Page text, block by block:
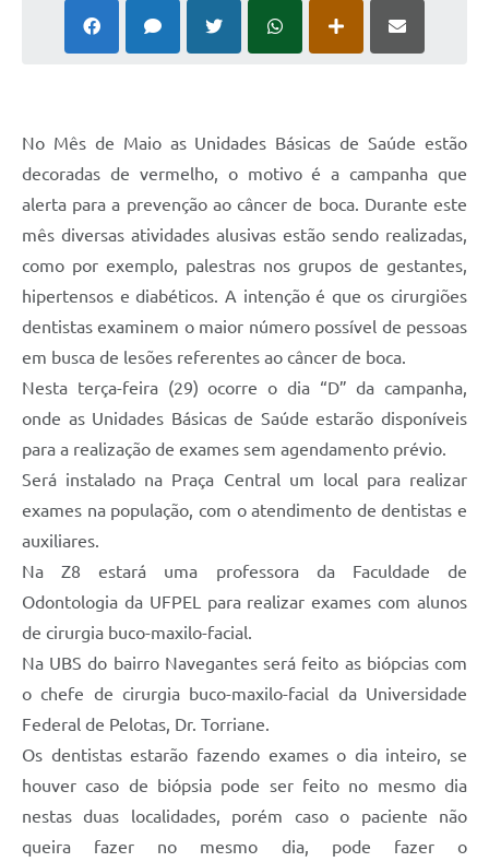
No Mês de Maio as Unidades Básicas de Saúde estão
decoradas de vermelho, o motivo é a campanha que
alerta para a prevenção ao câncer de boca. Durante este
mês diversas atividades alusivas estão sendo realizadas,
como por exemplo, palestras nos grupos de gestantes,
hipertensos e diabéticos. A intenção é que os cirurgiões
dentistas examinem o maior número possível de pessoas
em busca de lesões referentes ao câncer de boca.
Nesta terça-feira (29) ocorre o dia “D” da campanha,
onde as Unidades Básicas de Saúde estarão disponíveis
para a realização de exames sem agendamento prévio.
Será instalado na Praça Central um local para realizar
exames na população, com o atendimento de dentistas e
auxiliares.
Na Z8 estará uma professora da Faculdade de
Odontologia da UFPEL para realizar exames com alunos
de cirurgia buco-maxilo-facial.
Na UBS do bairro Navegantes será feito as biópcias com
o chefe de cirurgia buco-maxilo-facial da Universidade
Federal de Pelotas, Dr. Torriane.
Os dentistas estarão fazendo exames o dia inteiro, se
houver caso de biópsia pode ser feito no mesmo dia
nestas duas localidades, porém caso o paciente não
queira fazer no mesmo dia, pode fazer o